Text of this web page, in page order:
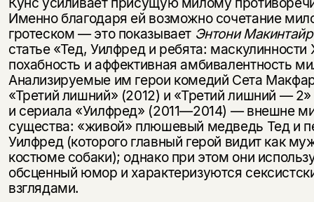
Именно благодаря ей возможно сочетание
гротеском — это показывает Энтони Макинтайр
статье «Тед, Уилфред и ребята: маскулинности
похабность и аффективная амбивалентность
Анализируемые им герои комедий Сета
«Третий лишний» (2012) и «Третий лишний — 2»
и сериала «Уилфред» (2011—2014) — внешне
существа: «живой» плюшевый медведь Тед и
Уилфред (которого главный герой видит как
костюме собаки); однако при этом они
обсценный юмор и характеризуются
взглядами.Подписка на рассылку
Этой книги временно
нет в продаже.